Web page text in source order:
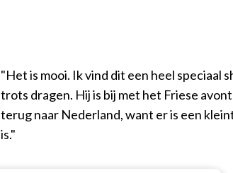
"Het is mooi. Ik vind dit een heel speciaal
trots dragen. Hij is bij met het Friese
terug naar Nederland, want er is een
is."